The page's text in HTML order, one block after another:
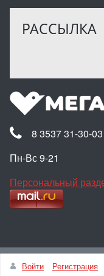
РАССЫЛКА
8 3537 31-30-03
Пн-Вс 9-21
Персональный
Войти
Регистрация